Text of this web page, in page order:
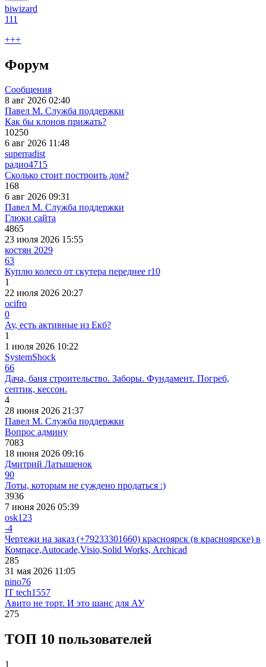
biwizard
111
+++
Форум
Сообщения
8 авг 2026 02:40
Павел М. Служба поддержки
Как бы клонов прижать?
10250
6 авг 2026 11:48
superradist
радио4715
Сколько стоит построить дом?
168
6 авг 2026 09:31
Павел М. Служба поддержки
Глюки сайта
4865
23 июля 2026 15:55
костян 2029
63
Куплю колесо от скутера переднее r10
1
22 июля 2026 20:27
ocifro
0
Ау, есть активные из Екб?
1
1 июля 2026 10:22
SystemShock
66
Дача, баня строительство. Заборы. Фундамент. Погреб,
септик, кессон.
4
28 июня 2026 21:37
Павел М. Служба поддержки
Вопрос админу
7083
18 июня 2026 09:16
Дмитрий Латышенок
90
Лоты, которым не суждено продаться :)
3936
7 июня 2026 05:39
osk123
-4
Чертежи на заказ (+79233301660) красноярск (в красноярске) в
Компасе,Autocade,Visio,Solid Works, Archicad
285
31 мая 2026 11:05
nino76
IT tech1557
Авито не торт. И это шанс для АУ
275
ТОП 10 пользователей
1